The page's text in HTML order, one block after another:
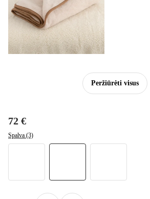
Peržiūrėti visus
72 €
Spalva (3)